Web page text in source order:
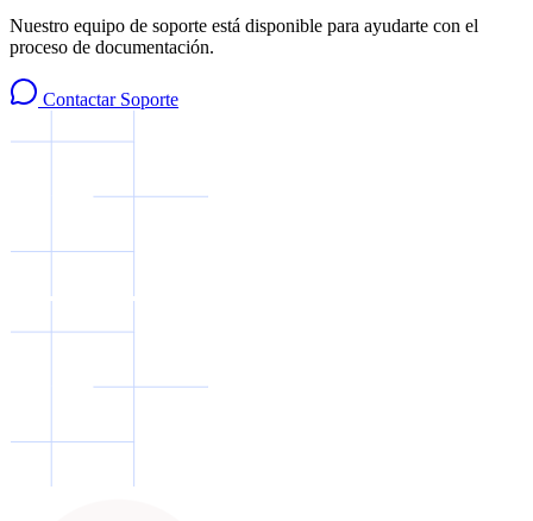
Nuestro equipo de soporte está disponible para ayudarte con el
proceso de documentación.
Contactar Soporte